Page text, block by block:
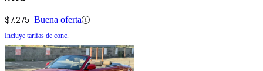
$7,275 Buena oferta
Incluye tarifas de conc.